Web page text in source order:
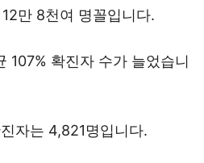
만 8천여 명꼴입니다.
107% 확진자 수가 늘었습니
자는 4,821명입니다.